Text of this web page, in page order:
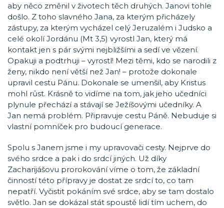
aby něco změnil v životech těch druhých. Janovi tohle
došlo. Z toho slavného Jana, za kterým přicházely
zástupy, za kterým vycházel celý Jeruzalém i Judsko a
celé okolí Jordánu (Mt 3,5) vyrostl Jan, který má
kontakt jen s pár svými nejbližšími a sedí ve vězení.
Opakuji a podtrhuji – vyrostl! Mezi těmi, kdo se narodili z
ženy, nikdo není větší než Jan! – protože dokonale
upravil cestu Pánu. Dokonale se umenšil, aby Kristus
mohl růst. Krásně to vidíme na tom, jak jeho učedníci
plynule přechází a stávají se Ježíšovými učedníky. A
Jan nemá problém. Připravuje cestu Páně. Nebuduje si
vlastní pomníček pro budoucí generace.
Spolu s Janem jsme i my upravovači cesty. Nejprve do
svého srdce a pak i do srdcí jiných. Už díky
Zacharijášovu prorokování víme o tom, že základní
činností této přípravy je dostat ze srdcí to, co tam
nepatří. Vyčistit pokáním své srdce, aby se tam dostalo
světlo. Jan se dokázal stát spoustě lidí tím uchem, do